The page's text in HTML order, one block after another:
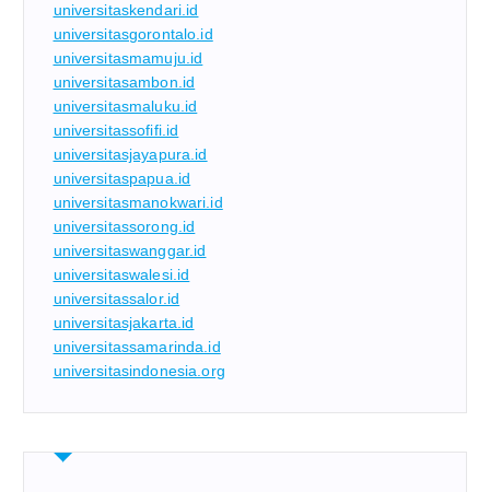
universitaskendari.id
universitasgorontalo.id
universitasmamuju.id
universitasambon.id
universitasmaluku.id
universitassofifi.id
universitasjayapura.id
universitaspapua.id
universitasmanokwari.id
universitassorong.id
universitaswanggar.id
universitaswalesi.id
universitassalor.id
universitasjakarta.id
universitassamarinda.id
universitasindonesia.org